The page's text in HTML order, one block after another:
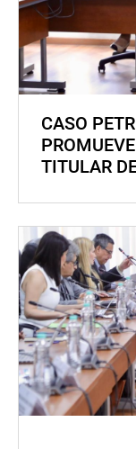
CASO
TITULAR